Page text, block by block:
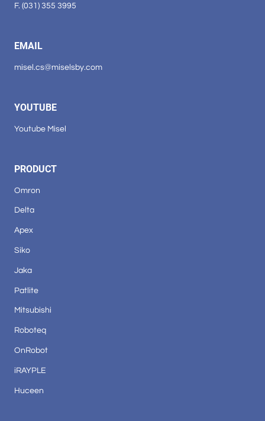
F. (031) 355 3995
EMAIL
misel.cs@miselsby.com
YOUTUBE
Youtube Misel
PRODUCT
Omron
Delta
Apex
Siko
Jaka
Patlite
Mitsubishi
Roboteq
OnRobot
iRAYPLE
Huceen